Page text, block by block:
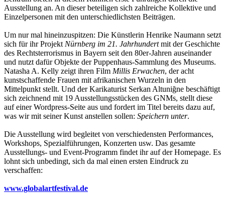
Ausstellung an. An dieser beteiligen sich zahlreiche Kollektive und
Einzelpersonen mit den unterschiedlichsten Beiträgen.
Um nur mal hineinzuspitzen: Die Künstlerin Henrike Naumann setzt
sich für ihr Projekt Nürnberg im 21. Jahrhundertmit der Geschichte
des Rechtsterrorismus in Bayern seit den 80er-Jahren auseinander
und nutzt dafür Objekte der Puppenhaus-Sammlung des Museums.
Natasha A. Kelly zeigt ihren Film Millis Erwachen, der acht
kunstschaffende Frauen mit afrikanischen Wurzeln in den
Mittelpunkt stellt. Und der Karikaturist Serkan Altuniğne beschäftigt
sich zeichnend mit 19 Ausstellungsstücken des GNMs, stellt diese
auf einer Wordpress-Seite aus und fordert im Titel bereits dazu auf,
was wir mit seiner Kunst anstellen sollen: Speichern unter.
Die Ausstellung wird begleitet von verschiedensten Performances,
Workshops, Spezialführungen, Konzerten usw. Das gesamte
Ausstellungs- und Event-Programm findet ihr auf der Homepage. Es
lohnt sich unbedingt, sich da mal einen ersten Eindruck zu
verschaffen:
www.globalartfestival.de